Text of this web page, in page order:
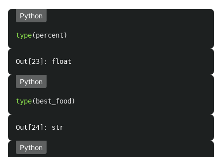
Python
type(percent)
Python
type( best_food )
Python